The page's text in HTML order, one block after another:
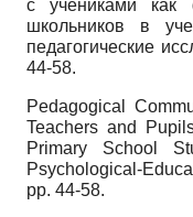
с учениками как
школьников в
педагогические
44-58.
Pedagogical
Teachers and
Primary School
Psychological-
pp. 44-58.